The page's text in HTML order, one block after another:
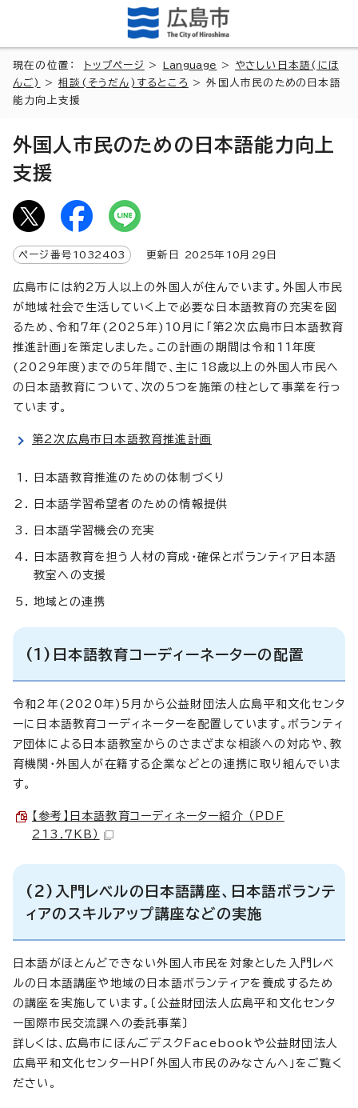
現在の位置： トップページ > Language > やさしい日本語(にほ
んご)
>相談(そうだん)するところ
> 外国人市民のための日本語
能力向上支援
外国人市民のための日本語能力向上
支援
ページ番号 1032403 更新日 2025年 10月 29 日
広島市には約2万人以上の外国人が住んでいます。外国人市民
が地域社会で生活していく上で必要な日本語教育の充実を図
るため、令和7年(2025年)10月に「第2次広島市日本語教育
推進計画」を策定しました。この計画の期間は令和11年度
(2029年度)までの5年間で、主に18歳以上の外国人市民へ
の日本語教育について、次の5つを施策の柱として事業を行っ
ています。
第2次広島市日本語教育推進計画
日本語教育推進のための体制づくり
日本語学習希望者のための情報提供
日本語学習機会の充実
日本語教育を担う人材の育成・確保とボランティア日本語
教室への支援
地域との連携
(1)日本語教育コーディーネーターの配置
令和2年(2020年)5月から公益財団法人広島平和文化センタ
ーに日本語教育コーディネーターを配置しています。ボランティ
ア団体による日本語教室からのさまざまな相談への対応や、教
育機関・外国人が在籍する企業などとの連携に取り組んでいま
す。
【参考】日本語教育コーディネーター紹介 （PDF
213.7KB）
(2)入門レベルの日本語講座、日本語ボランテ
ィアのスキルアップ講座などの実施
日本語がほとんどできない外国人市民を対象とした入門レベ
ルの日本語講座や地域の日本語ボランティアを養成するため
の講座を実施しています。〔公益財団法人広島平和文化センタ
ー国際市民交流課への委託事業〕
詳しくは、広島市にほんごデスクFacebookや公益財団法人
広島平和文化センターHP「外国人市民のみなさんへ」をご覧く
ださい。